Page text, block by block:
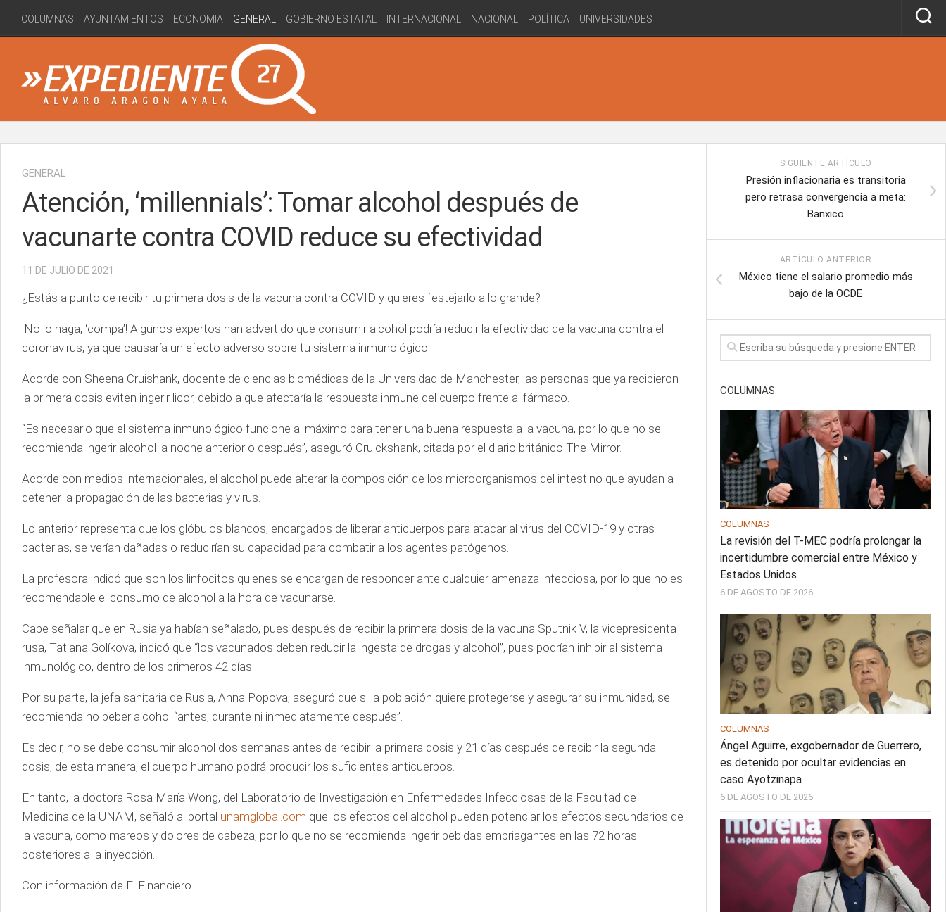
content
COLUMNAS AYUNTAMIENTOS ECONOMIA GENERAL GOBIERNO ESTATAL INTERNACIONAL NACIONAL POLÍTICA UNIVERSIDADES
GENERAL
Atención, ‘millennials’: Tomar alcohol después de
vacunarte contra COVID reduce su efectividad
11 DE JULIO DE 2021
¿Estás a punto de recibir tu primera dosis de la vacuna contra COVID y quieres festejarlo a lo grande?
¡No lo haga, ‘compa’! Algunos expertos han advertido que consumir alcohol podría reducir la efectividad de la vacuna contra el
coronavirus, ya que causaría un efecto adverso sobre tu sistema inmunológico.
Acorde con Sheena Cruishank, docente de ciencias biomédicas de la Universidad de Manchester, las personas que ya recibieron
la primera dosis eviten ingerir licor, debido a que afectaría la respuesta inmune del cuerpo frente al fármaco.
“Es necesario que el sistema inmunológico funcione al máximo para tener una buena respuesta a la vacuna, por lo que no se
recomienda ingerir alcohol la noche anterior o después”, aseguró Cruickshank, citada por el diario británico The Mirror.
Acorde con medios internacionales, el alcohol puede alterar la composición de los microorganismos del intestino que ayudan a
detener la propagación de las bacterias y virus.
Lo anterior representa que los glóbulos blancos, encargados de liberar anticuerpos para atacar al virus del COVID-19 y otras
bacterias, se verían dañadas o reducirían su capacidad para combatir a los agentes patógenos.
La profesora indicó que son los linfocitos quienes se encargan de responder ante cualquier amenaza infecciosa, por lo que no es
recomendable el consumo de alcohol a la hora de vacunarse.
Cabe señalar que en Rusia ya habían señalado, pues después de recibir la primera dosis de la vacuna Sputnik V, la vicepresidenta
rusa, Tatiana Golíkova, indicó que “los vacunados deben reducir la ingesta de drogas y alcohol”, pues podrían inhibir al sistema
inmunológico, dentro de los primeros 42 días.
Por su parte, la jefa sanitaria de Rusia, Anna Popova, aseguró que si la población quiere protegerse y asegurar su inmunidad, se
recomienda no beber alcohol “antes, durante ni inmediatamente después”.
Es decir, no se debe consumir alcohol dos semanas antes de recibir la primera dosis y 21 días después de recibir la segunda
dosis, de esta manera, el cuerpo humano podrá producir los suficientes anticuerpos.
En tanto, la doctora Rosa María Wong, del Laboratorio de Investigación en Enfermedades Infecciosas de la Facultad de
Medicina de la UNAM, señaló al portal unamglobal.com que los efectos del alcohol pueden potenciar los efectos secundarios de
la vacuna, como mareos y dolores de cabeza, por lo que no se recomienda ingerir bebidas embriagantes en las 72 horas
posteriores a la inyección.
Con información de El Financiero
SIGUIENTE ARTÍCULO
Presión inflacionaria es transitoria
pero retrasa convergencia a meta:
Banxico
ARTÍCULO ANTERIOR
México tiene el salario promedio más
bajo de la OCDE
COLUMNAS
COLUMNAS
La revisión del T-MEC podría prolongar la
incertidumbre comercial entre México y
Estados Unidos
6 DE AGOSTO DE 2026
COLUMNAS
Ángel Aguirre, exgobernador de Guerrero,
es detenido por ocultar evidencias en
caso Ayotzinapa
6 DE AGOSTO DE 2026